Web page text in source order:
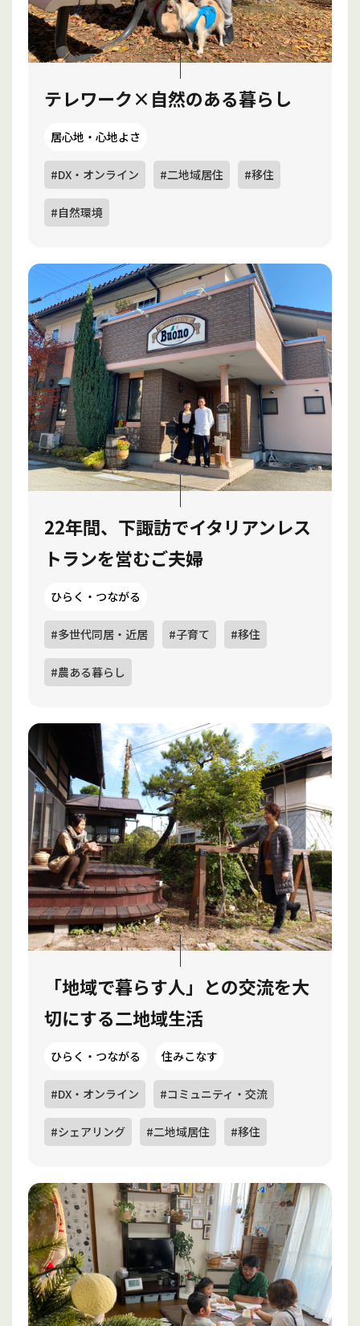
テレワーク×自然のある暮らし
居心地・心地よさ
#DX・オンライン #二地域居住 #移住
#自然環境
22年間、下諏訪でイタリアンレス
トランを営むご夫婦
ひらく・つながる
#多世代同居・近居 #子育て #移住
#農ある暮らし
「地域で暮らす人」との交流を大
切にする二地域生活
ひらく・つながる 住みこなす
#DX・オンライン #コミュニティ・交流
#シェアリング #二地域居住 #移住